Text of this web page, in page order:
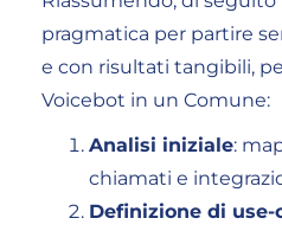
pragmatica per partire
e con risultati tangibili,
Voicebot in un Comune:
Analisi iniziale:
chiamati e
Definizione di use-